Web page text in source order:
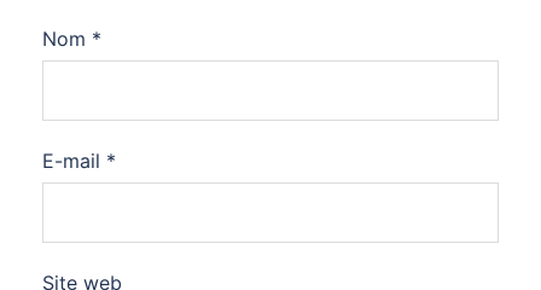
Nom *
E-mail *
Site web